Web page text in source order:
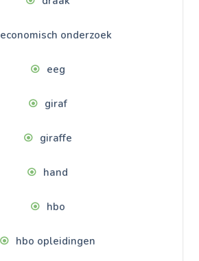
economisch onderzoek
eeg
giraf
giraffe
hand
hbo
hbo opleidingen